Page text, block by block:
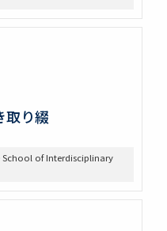
取り綴
of Interdisciplinary